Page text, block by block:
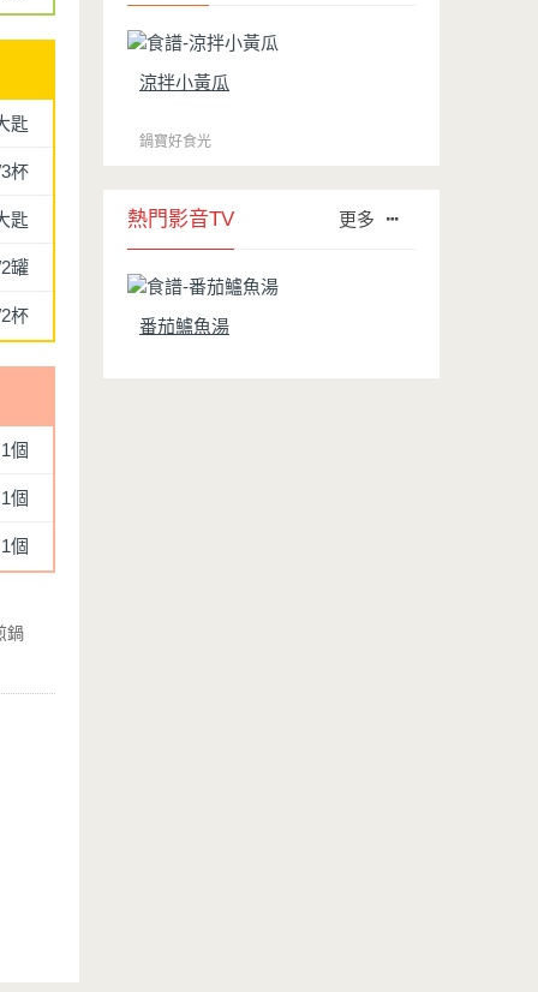
匙
杯
匙
罐
杯
1個
1個
1個
鍋
涼拌小黃瓜
鍋寶好食光
熱門影音TV 更多
番茄鱸魚湯